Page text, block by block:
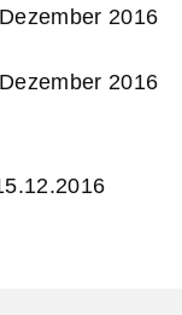
2016
2016